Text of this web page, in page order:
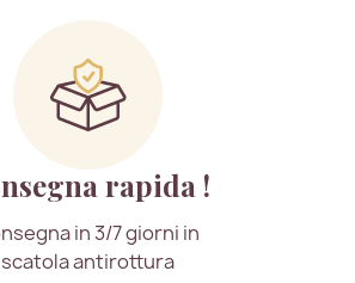
rapida !
in 3/7 giorni in
scatola antirottura